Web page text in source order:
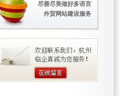
尽善尽美做好多语言
外贸网站建设服务